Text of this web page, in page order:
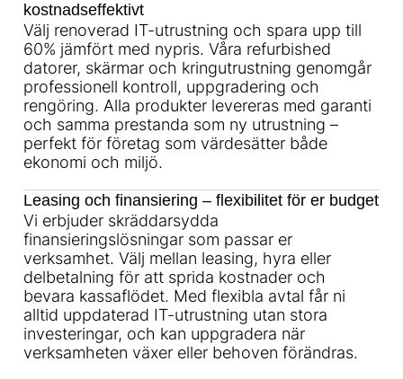
kostnadseffektivt
Välj renoverad IT-utrustning och spara upp till
60% jämfört med nypris. Våra refurbished
datorer, skärmar och kringutrustning genomgår
professionell kontroll, uppgradering och
rengöring. Alla produkter levereras med garanti
och samma prestanda som ny utrustning –
perfekt för företag som värdesätter både
ekonomi och miljö.
Leasing och finansiering – flexibilitet för er budget
Vi erbjuder skräddarsydda
finansieringslösningar som passar er
verksamhet. Välj mellan leasing, hyra eller
delbetalning för att sprida kostnader och
bevara kassaflödet. Med flexibla avtal får ni
alltid uppdaterad IT-utrustning utan stora
investeringar, och kan uppgradera när
verksamheten växer eller behoven förändras.